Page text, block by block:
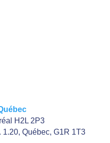
H2L 2P3
1.20, Québec, G1R 1T3